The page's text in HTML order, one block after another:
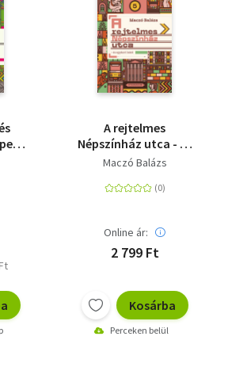
A rejtelmes
Népszínház utca - és
egykori lakói
Maczó Balázs
Online ár:
2 799 Ft
Kosárba
Perceken belül